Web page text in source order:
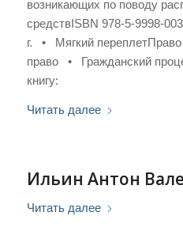
возникающих по поводу
средствISBN 978-5-9998-
г. • Мягкий
право • Гражданский
книгу:
Читать далее
Ильин Антон
Читать далее